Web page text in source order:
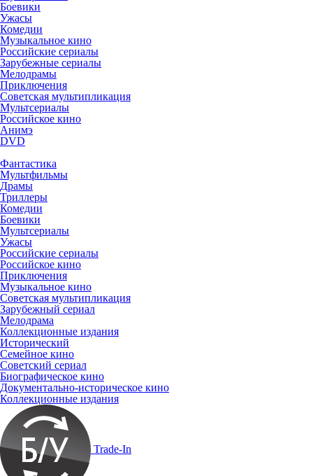
Боевики
Ужасы
Комедии
Музыкальное кино
Российские сериалы
Зарубежные сериалы
Мелодрамы
Приключения
Советская мультипликация
Мультсериалы
Российское кино
Анимэ
DVD
Фантастика
Мультфильмы
Драмы
Триллеры
Комедии
Боевики
Мультсериалы
Ужасы
Российские сериалы
Российское кино
Приключения
Музыкальное кино
Советская мультипликация
Зарубежный сериал
Мелодрама
Коллекционные издания
Исторический
Семейное кино
Советский сериал
Биографическое кино
Документально-историческое кино
Коллекционные издания
Trade-In